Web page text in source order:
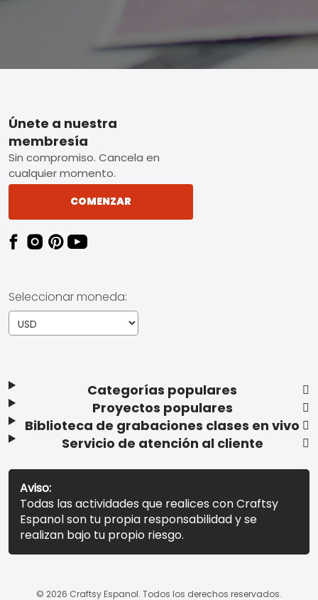
Footer
Categorías populares
Proyectos populares
Biblioteca de grabaciones clases en vivo
Servicio de atención al cliente
Únete a nuestra
membresía
Sin compromiso. Cancela en
cualquier momento.
COMENZAR
Seleccionar moneda:
Aviso:
Todas las actividades que realices con Craftsy
Espanol son tu propia responsabilidad y se
realizan bajo tu propio riesgo.
© 2026 Craftsy Espanol. Todos los derechos reservados.